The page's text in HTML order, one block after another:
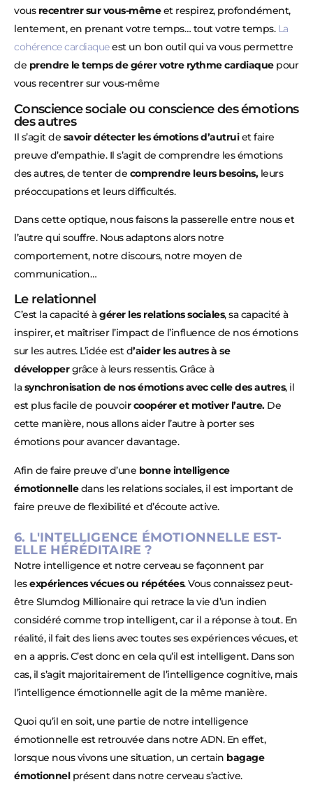
vous recentrer sur vous-mêmeet respirez, profondément,
lentement, en prenant votre temps… tout votre temps. La
cohérence cardiaqueest un bon outil qui va vous permettre
de prendre le temps de gérer votre rythme cardiaquepour
vous recentrer sur vous-même
Conscience sociale ou conscience des émotions
des autres
Il s’agit de savoir détecter les émotions d’autruiet faire
preuve d’empathie. Il s’agit de comprendre les émotions
des autres, de tenter de comprendre leurs besoins,leurs
préoccupations et leurs difficultés.
Dans cette optique, nous faisons la passerelle entre nous et
l’autre qui souffre. Nous adaptons alors notre
comportement, notre discours, notre moyen de
communication…
Le relationnel
C’est la capacité àgérer les relations sociales, sa capacité à
inspirer, et maîtriser l’impact de l’influence de nos émotions
sur les autres. L’idée est d’aider les autres à se
développergrâce à leurs ressentis. Grâce à
lasynchronisation de nos émotions avec celle des autres, il
est plus facile de pouvoir coopérer et motiver l’autre. De
cette manière, nous allons aider l’autre à porter ses
émotions pour avancer davantage.
Afin de faire preuve d’une bonne intelligence
émotionnelledans les relations sociales, il est important de
faire preuve de flexibilité et d’écoute active.
6. L'INTELLIGENCE ÉMOTIONNELLE EST-
ELLE HÉRÉDITAIRE ?
Notre intelligence et notre cerveau se façonnent par
lesexpériences vécues ou répétées. Vous connaissez peut-
être Slumdog Millionaire qui retrace la vie d’un indien
considéré comme trop intelligent, car il a réponse à tout. En
réalité, il fait des liens avec toutes ses expériences vécues, et
en a appris. C’est donc en cela qu’il est intelligent. Dans son
cas, il s’agit majoritairement de l’intelligence cognitive, mais
l’intelligence émotionnelle agit de la même manière.
Quoi qu’il en soit, une partie de notre intelligence
émotionnelle est retrouvée dans notre ADN. En effet,
lorsque nous vivons une situation, un certain bagage
émotionnelprésent dans notre cerveau s’active.